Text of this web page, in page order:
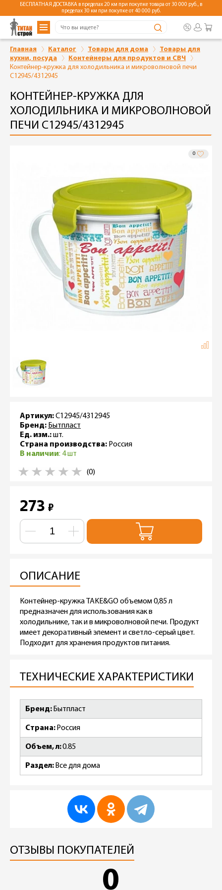
БЕСПЛАТНАЯ ДОСТАВКА в пределах 20 км при покупке товара от 30 000 руб., в
пределах 30 км при покупке от 40 000 руб.
Главная Каталог Товары для дома
Товары для
кухни, посуда
Контейнеры для продуктов и СВЧ
Контейнер-кружка для холодильника и микроволновой печи
С12945/4312945
КОНТЕЙНЕР-КРУЖКА ДЛЯ
ХОЛОДИЛЬНИКА И МИКРОВОЛНОВОЙ
ПЕЧИ С12945/4312945
0
Артикул:С12945/4312945
Бренд: Бытпласт
Ед. изм.:шт.
Страна производства: Россия
В наличии: 4 шт
(0)
273 ₽
ОПИСАНИЕ
Контейнер-кружка TAKE&GO объемом 0,85 л
предназначен для использования как в
холодильнике, так и в микроволновой печи. Продукт
имеет декоративный элемент и светло-серый цвет.
Подходит для хранения продуктов питания.
ТЕХНИЧЕСКИЕ ХАРАКТЕРИСТИКИ
Бренд Бытпласт
Страна Россия
Объем, л0.85
Раздел Все для дома
ОТЗЫВЫ ПОКУПАТЕЛЕЙ
0